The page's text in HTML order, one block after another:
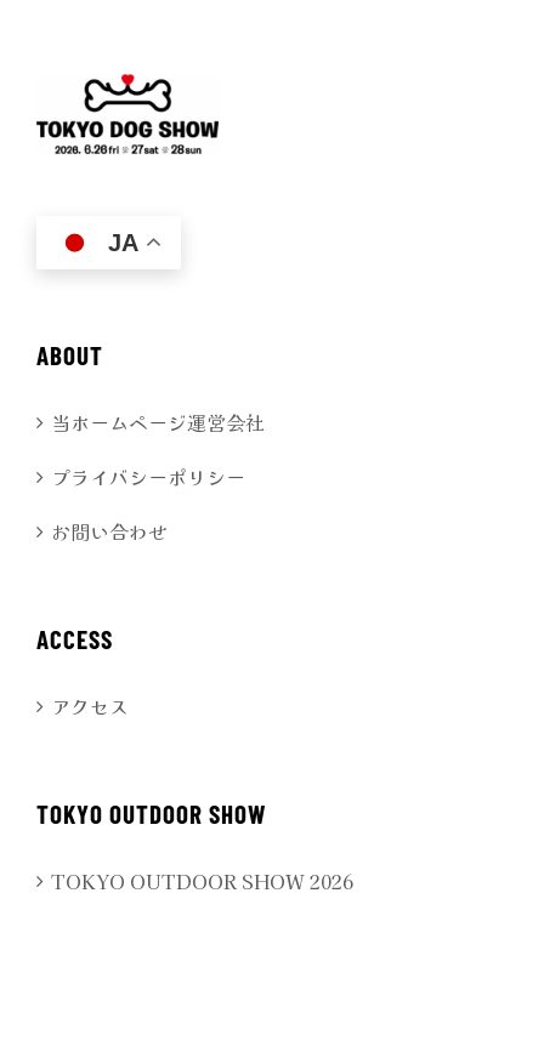
JA
ABOUT
当ホームページ運営会社
プライバシーポリシー
お問い合わせ
ACCESS
アクセス
TOKYO OUTDOOR SHOW
TOKYO OUTDOOR SHOW 2026